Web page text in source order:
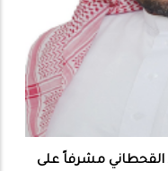
القحطاني مشرفاً على